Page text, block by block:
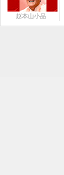
赵本山小品